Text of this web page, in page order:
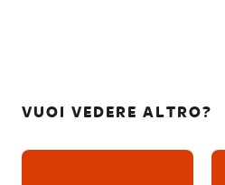
VUOI VEDERE ALTRO?